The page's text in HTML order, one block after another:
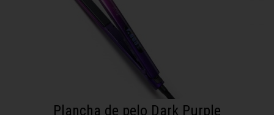
Plancha de pelo Dark Purple